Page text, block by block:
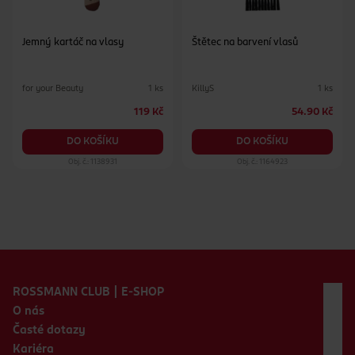
Jemný kartáč na vlasy
for your Beauty 1 ks
119 Kč
DO KOŠÍKU
Obj. č.: 1138931
Štětec na barvení vlasů
KillyS 1 ks
54.90 Kč
DO KOŠÍKU
Obj. č.: 1164923
ROSSMANN CLUB | E-SHOP
O nás
Časté dotazy
Kariéra